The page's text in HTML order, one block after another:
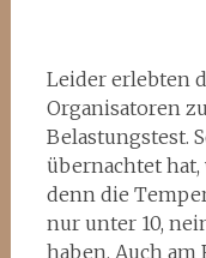
Leider erlebten
Organisatoren
Belastungstest.
übernachtet
denn die
nur unter 10,
haben. Auch am